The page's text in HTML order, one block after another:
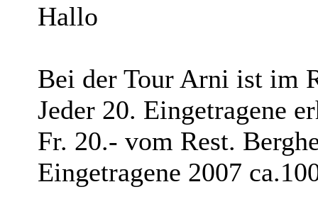
Hallo
Bei der Tour Arni ist im
Jeder 20. Eingetragene
Fr. 20.- vom Rest.
Eingetragene 2007